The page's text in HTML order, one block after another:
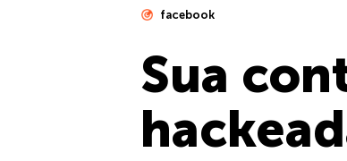
facebook
Sua